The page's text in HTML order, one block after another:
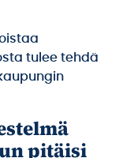
tulee tehdä
pitäisi